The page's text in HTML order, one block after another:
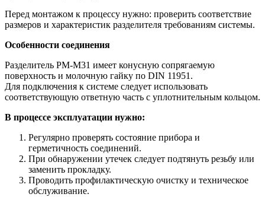
Перед монтажом к процессу нужно: проверить соответствие
размеров и характеристик разделителя требованиям системы.
Особенности соединения
Разделитель РМ-М31 имеет конусную сопрягаемую
поверхность и молочную гайку по DIN 11951.
Для подключения к системе следует использовать
соответствующую ответную часть с уплотнительным кольцом.
В процессе эксплуатации нужно:
Регулярно проверять состояние прибора и
герметичность соединений.
При обнаружении утечек следует подтянуть резьбу или
заменить прокладку.
Проводить профилактическую очистку и техническое
обслуживание.